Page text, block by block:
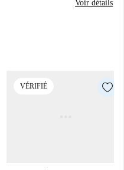
Voir détails
VÉRIFIÉ